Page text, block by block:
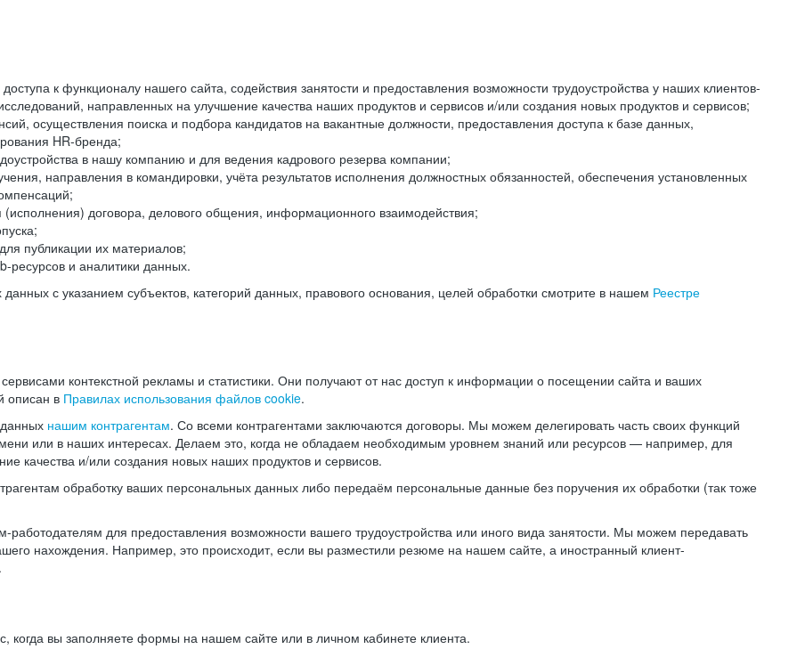
к функционалу нашего сайта, содействия занятости и предоставления возможности трудоустройства у наших клиентов-
направленных на улучшение качества наших продуктов и сервисов и/или создания новых продуктов и сервисов;
осуществления поиска и подбора кандидатов на вакантные должности, предоставления доступа к базе данных,
HR-бренда;
в нашу компанию и для ведения кадрового резерва компании;
направления в командировки, учёта результатов исполнения должностных обязанностей, обеспечения установленных
договора, делового общения, информационного взаимодействия;
публикации их материалов;
ресурсов и аналитики данных.
с указанием субъектов, категорий данных, правового основания, целей обработки смотрите в нашем Реестре
контекстной рекламы и статистики. Они получают от нас доступ к информации о посещении сайта и ваших
описан в Правилах использования файлов cookie.
нашим контрагентам. Со всеми контрагентами заключаются договоры. Мы можем делегировать часть своих функций
или в наших интересах. Делаем это, когда не обладаем необходимым уровнем знаний или ресурсов — например, для
качества и/или создания новых наших продуктов и сервисов.
обработку ваших персональных данных либо передаём персональные данные без поручения их обработки (так тоже
для предоставления возможности вашего трудоустройства или иного вида занятости. Мы можем передавать
нахождения. Например, это происходит, если вы разместили резюме на нашем сайте, а иностранный клиент-
вы заполняете формы на нашем сайте или в личном кабинете клиента.